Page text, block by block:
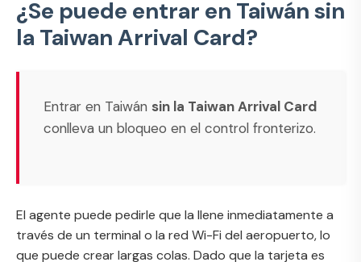
¿Se puede entrar en Taiwán sin
la Taiwan Arrival Card?
Entrar en Taiwán sin la Taiwan Arrival Card
conlleva un bloqueo en el control fronterizo.
El agente puede pedirle que la llene inmediatamente a
través de un terminal o la red Wi-Fi del aeropuerto, lo
que puede crear largas colas. Dado que la tarjeta es